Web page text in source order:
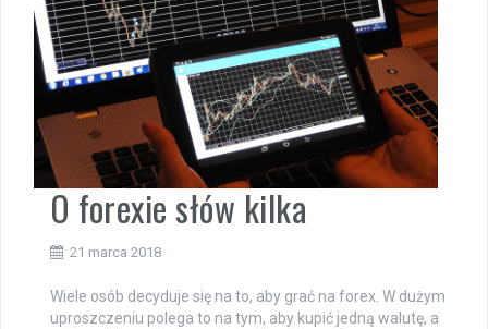
O forexie słów kilka
21 marca 2018
Wiele osób decyduje się na to, aby grać na forex. W dużym
uproszczeniu polega to na tym, aby kupić jedną walutę, a